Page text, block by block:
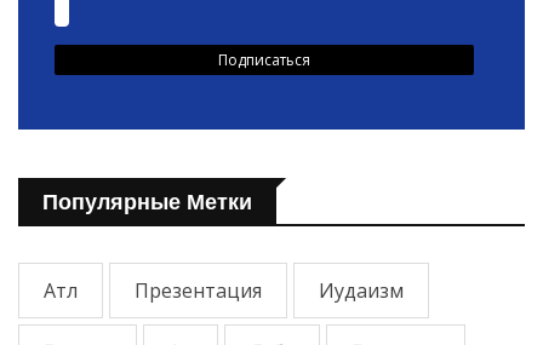
Популярные Метки
Атл Презентация Иудаизм